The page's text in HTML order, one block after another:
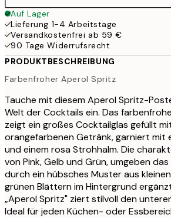
Auf Lager
Lieferung 1-4 Arbeitstage
Versandkostenfrei ab 59 €
90 Tage Widerrufsrecht
PRODUKTBESCHREIBUNG
Farbenfroher Aperol Spritz
Tauche mit diesem Aperol Spritz-
Welt der Cocktails ein. Das
zeigt ein großes Cocktailglas gefüllt
orangefarbenen Getränk, garniert mit
und einem rosa Strohhalm. Die
von Pink, Gelb und Grün, umgeben
durch ein hübsches Muster aus
grünen Blättern im Hintergrund
„Aperol Spritz" ziert stilvoll den
Ideal für jeden Küchen- oder